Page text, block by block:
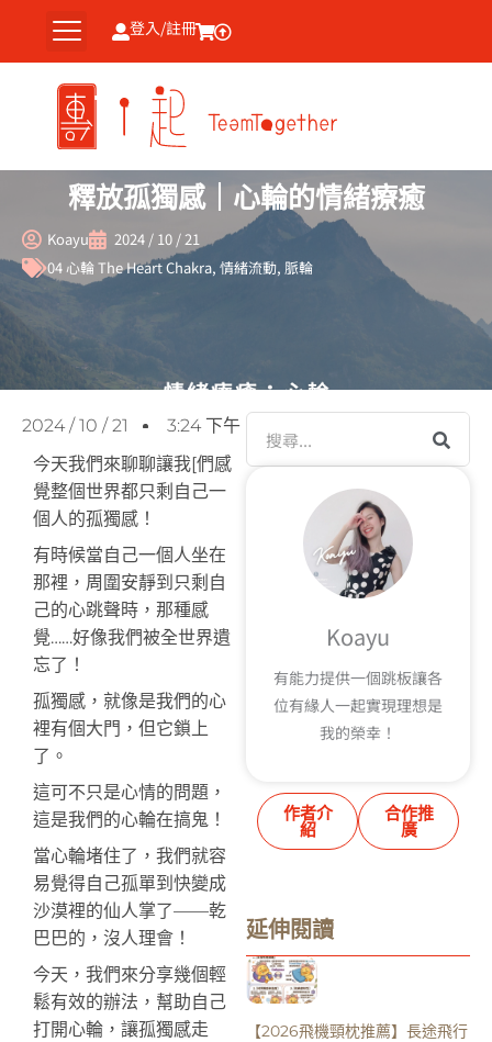
主
登入/註冊
釋放孤獨感｜心輪的情緒療癒
Koayu
2024 / 10 / 21
04 心輪 The Heart Chakra, 情緒流動, 脈輪
2024 / 10 / 21
3:24 下午
今天我們來聊聊讓我[們感
覺整個世界都只剩自己一
個人的孤獨感！
有時候當自己一個人坐在
那裡，周圍安靜到只剩自
己的心跳聲時，那種感
覺……好像我們被全世界遺
忘了！
孤獨感，就像是我們的心
裡有個大門，但它鎖上
了。
這可不只是心情的問題，
這是我們的心輪在搞鬼！
當心輪堵住了，我們就容
易覺得自己孤單到快變成
沙漠裡的仙人掌了——乾
巴巴的，沒人理會！
今天，我們來分享幾個輕
鬆有效的辦法，幫助自己
打開心輪，讓孤獨感走
Koayu
有能力提供一個跳板讓各
位有緣人一起實現理想是
我的榮幸！
作者介
紹
合作推
廣
延伸閱讀
【2026飛機頸枕推薦】長途飛行